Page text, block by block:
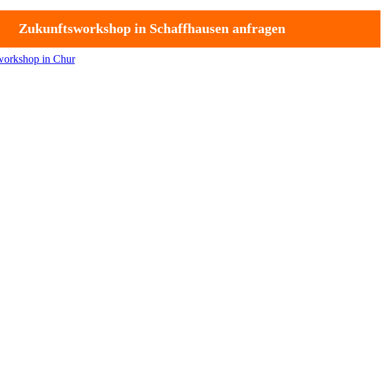
Zukunftsworkshop in Schaffhausen anfragen
in Chur